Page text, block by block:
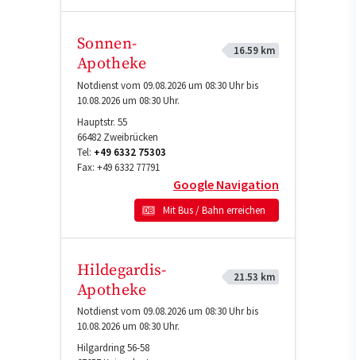
Sonnen-
Apotheke
16.59 km
Notdienst vom 09.08.2026 um 08:30 Uhr bis
10.08.2026 um 08:30 Uhr.
Hauptstr. 55
66482 Zweibrücken
Tel: +49 6332 75303
Fax: +49 6332 77791
Google Navigation
Mit Bus / Bahn erreichen
Hildegardis-
Apotheke
21.53 km
Notdienst vom 09.08.2026 um 08:30 Uhr bis
10.08.2026 um 08:30 Uhr.
Hilgardring 56-58